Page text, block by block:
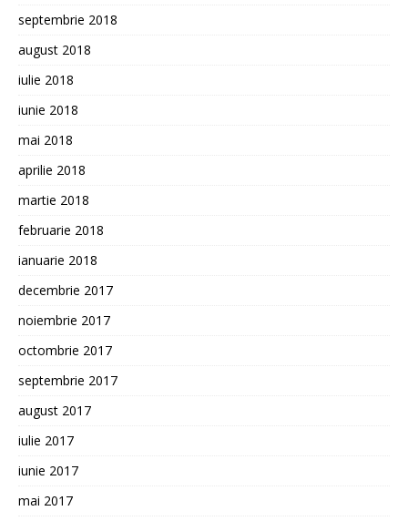
septembrie 2018
august 2018
iulie 2018
iunie 2018
mai 2018
aprilie 2018
martie 2018
februarie 2018
ianuarie 2018
decembrie 2017
noiembrie 2017
octombrie 2017
septembrie 2017
august 2017
iulie 2017
iunie 2017
mai 2017